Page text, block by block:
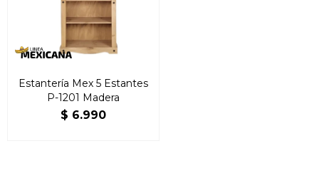
Estantería Mex 5 Estantes
P-1201 Madera
$ 6.990